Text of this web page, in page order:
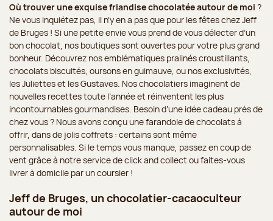
Où trouver une exquise friandise chocolatée autour de moi ?
Ne vous inquiétez pas, il n’y en a pas que pour les fêtes chez Jeff
de Bruges ! Si une petite envie vous prend de vous délecter d’un
bon chocolat, nos boutiques sont ouvertes pour votre plus grand
bonheur. Découvrez nos emblématiques pralinés croustillants,
chocolats biscuités, oursons en guimauve, ou nos exclusivités,
les Juliettes et les Gustaves. Nos chocolatiers imaginent de
nouvelles recettes toute l’année et réinventent les plus
incontournables gourmandises. Besoin d’une idée cadeau près de
chez vous ? Nous avons conçu une farandole de chocolats à
offrir, dans de jolis coffrets : certains sont même
personnalisables. Si le temps vous manque, passez en coup de
vent grâce à notre service de click and collect ou faites-vous
livrer à domicile par un coursier !
Jeff de Bruges, un chocolatier-cacaoculteur
autour de moi